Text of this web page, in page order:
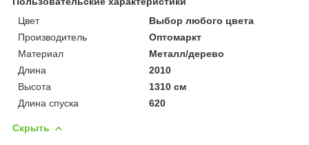
Цвет
Выбор любого цвета
Производитель
Оптомаркт
Материал
Металл/дерево
Длина
2010
Высота
1310 см
Длина спуска
620
Скрыть